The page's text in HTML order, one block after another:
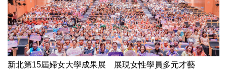
新北第15屆婦女大學成果展 展現女性學員多元才藝